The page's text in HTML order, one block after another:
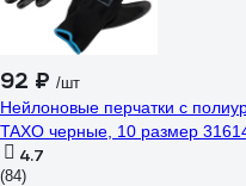
92 ₽ /шт
Нейлоновые перчатки с
TAXO черные, 10 размер
4.7
(84)